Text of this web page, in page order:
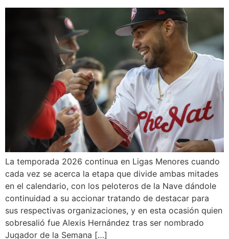
La temporada 2026 continua en Ligas Menores cuando
cada vez se acerca la etapa que divide ambas mitades
en el calendario, con los peloteros de la Nave dándole
continuidad a su accionar tratando de destacar para
sus respectivas organizaciones, y en esta ocasión quien
sobresalió fue Alexis Hernández tras ser nombrado
Jugador de la Semana […]